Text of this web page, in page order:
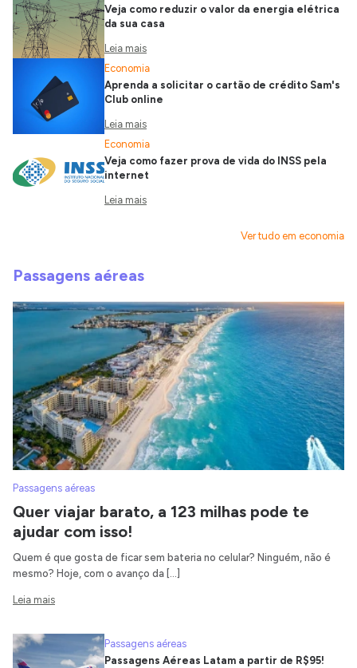
Veja como reduzir o valor da energia elétrica
da sua casa
Leia mais
Economia
Aprenda a solicitar o cartão de crédito Sam's
Club online
Leia mais
Economia
Veja como fazer prova de vida do INSS pela
internet
Leia mais
Ver tudo em economia
Passagens aéreas
Passagens aéreas
Quer viajar barato, a 123 milhas pode te
ajudar com isso!
Quem é que gosta de ficar sem bateria no celular? Ninguém, não é
mesmo? Hoje, com o avanço da […]
Leia mais
Passagens aéreas
Passagens Aéreas Latam a partir de R$95!